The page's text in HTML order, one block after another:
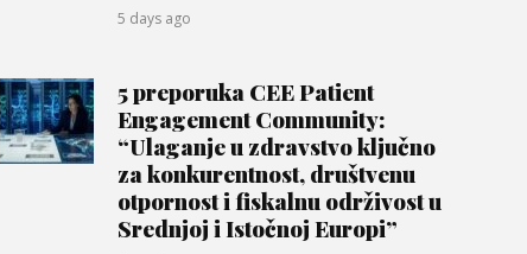
5 days ago
5 preporuka CEE Patient
Engagement Community:
“Ulaganje u zdravstvo ključno
za konkurentnost, društvenu
otpornost i fiskalnu održivost u
Srednjoj i Istočnoj Europi”